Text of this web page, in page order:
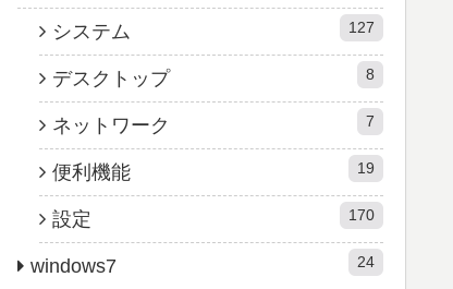
システム 127
デスクトップ 8
ネットワーク 7
便利機能 19
設定 170
windows7 24